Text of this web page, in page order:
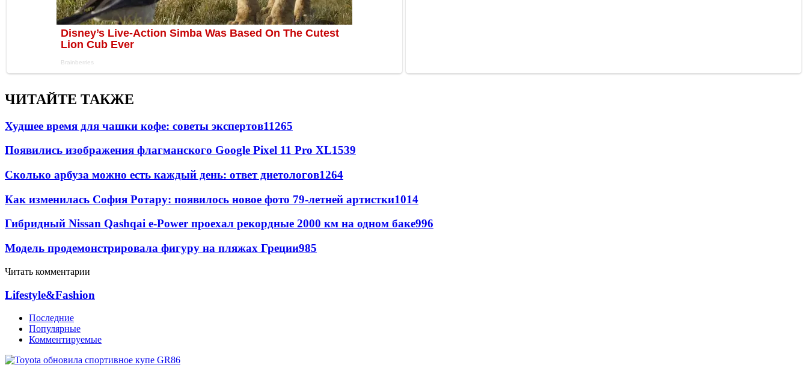
ЧИТАЙТЕ ТАКЖЕ
Худшее время для чашки кофе: советы экспертов11265
Появились изображения флагманского Google Pixel 11 Pro XL1539
Сколько арбуза можно есть каждый день: ответ диетологов1264
Как изменилась София Ротару: появилось новое фото 79-летней артистки1014
Гибридный Nissan Qashqai e-Power проехал рекордные 2000 км на одном баке996
Модель продемонстрировала фигуру на пляжах Греции985
Читать комментарии
Lifestyle&Fashion
Последние
Популярные
Комментируемые